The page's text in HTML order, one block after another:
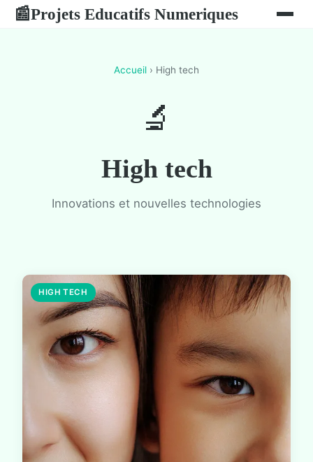
📰Projets Educatifs Numeriques
Accueil › High tech
🔬
High tech
Innovations et nouvelles technologies
HIGH TECH